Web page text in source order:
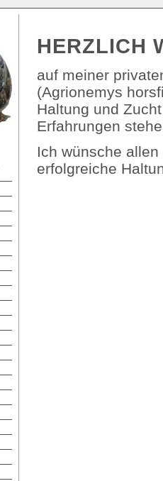
HERZLICH
auf meiner
(Agrionemys
Haltung und
Erfahrungen
Ich wünsche
erfolgreiche